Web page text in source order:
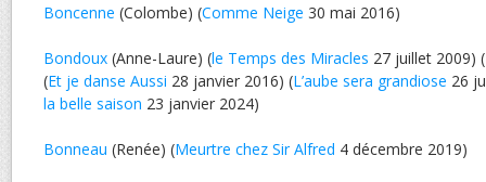
Boncenne (Colombe) (Comme Neige 30 mai 2016)
Bondoux (Anne-Laure) (le Temps des Miracles 27 juillet 2009) (
(Et je danse Aussi 28 janvier 2016) (L’aube sera grandiose 26
la belle saison 23 janvier 2024)
Bonneau (Renée) (Meurtre chez Sir Alfred 4 décembre 2019)